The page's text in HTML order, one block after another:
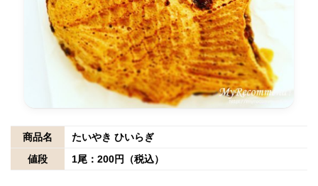
商品名
たいやき ひいらぎ
値段
1尾：200円（税込）